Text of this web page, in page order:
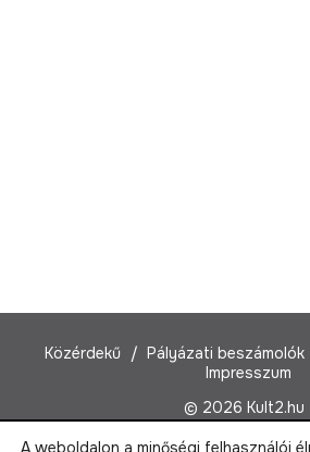
Közérdekű Pályázati beszámolók
Impresszum
© 2026 Kult2.hu
A weboldalon a minőségi felhasználói